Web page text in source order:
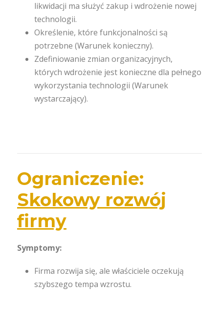
likwidacji ma służyć zakup i wdrożenie nowej
technologii.
Określenie, które funkcjonalności są
potrzebne (Warunek konieczny).
Zdefiniowanie zmian organizacyjnych,
których wdrożenie jest konieczne dla pełnego
wykorzystania technologii (Warunek
wystarczający).
Ograniczenie:
Skokowy rozwój
firmy
Symptomy:
Firma rozwija się, ale właściciele oczekują
szybszego tempa wzrostu.